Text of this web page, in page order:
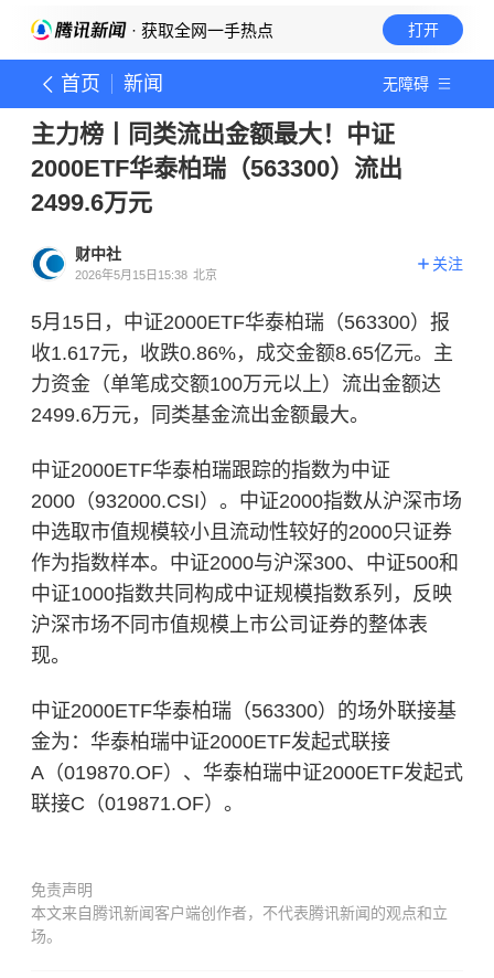
· 获取全网一手热点 打开
首页 新闻 无障碍
主力榜丨同类流出金额最大！中证
2000ETF华泰柏瑞（563300）流出
2499.6万元
财中社
2026年5月15日15:38 北京
关注
5月15日，中证2000ETF华泰柏瑞（563300）报
收1.617元，收跌0.86%，成交金额8.65亿元。主
力资金（单笔成交额100万元以上）流出金额达
2499.6万元，同类基金流出金额最大。
中证2000ETF华泰柏瑞跟踪的指数为中证
2000（932000.CSI）。中证2000指数从沪深市场
中选取市值规模较小且流动性较好的2000只证券
作为指数样本。中证2000与沪深300、中证500和
中证1000指数共同构成中证规模指数系列，反映
沪深市场不同市值规模上市公司证券的整体表
现。
中证2000ETF华泰柏瑞（563300）的场外联接基
金为：华泰柏瑞中证2000ETF发起式联接
A（019870.OF）、华泰柏瑞中证2000ETF发起式
联接C（019871.OF）。
免责声明
本文来自腾讯新闻客户端创作者，不代表腾讯新闻的观点和立
场。